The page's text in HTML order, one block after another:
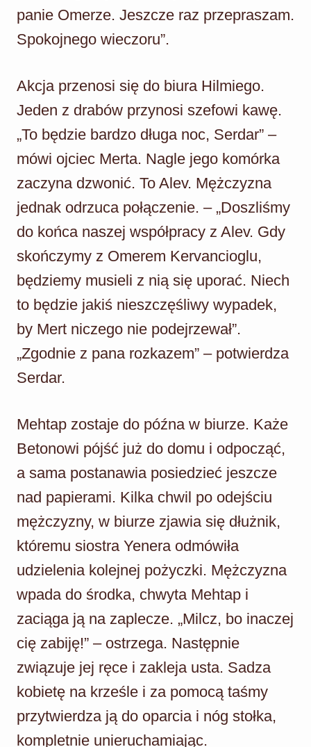
panie Omerze. Jeszcze raz przepraszam.
Spokojnego wieczoru”.
Akcja przenosi się do biura Hilmiego.
Jeden z drabów przynosi szefowi kawę.
„To będzie bardzo długa noc, Serdar” –
mówi ojciec Merta. Nagle jego komórka
zaczyna dzwonić. To Alev. Mężczyzna
jednak odrzuca połączenie. – „Doszliśmy
do końca naszej współpracy z Alev. Gdy
skończymy z Omerem Kervancioglu,
będziemy musieli z nią się uporać. Niech
to będzie jakiś nieszczęśliwy wypadek,
by Mert niczego nie podejrzewał”.
„Zgodnie z pana rozkazem” – potwierdza
Serdar.
Mehtap zostaje do późna w biurze. Każe
Betonowi pójść już do domu i odpocząć,
a sama postanawia posiedzieć jeszcze
nad papierami. Kilka chwil po odejściu
mężczyzny, w biurze zjawia się dłużnik,
któremu siostra Yenera odmówiła
udzielenia kolejnej pożyczki. Mężczyzna
wpada do środka, chwyta Mehtap i
zaciąga ją na zaplecze. „Milcz, bo inaczej
cię zabiję!” – ostrzega. Następnie
związuje jej ręce i zakleja usta. Sadza
kobietę na krześle i za pomocą taśmy
przytwierdza ją do oparcia i nóg stołka,
kompletnie unieruchamiając.